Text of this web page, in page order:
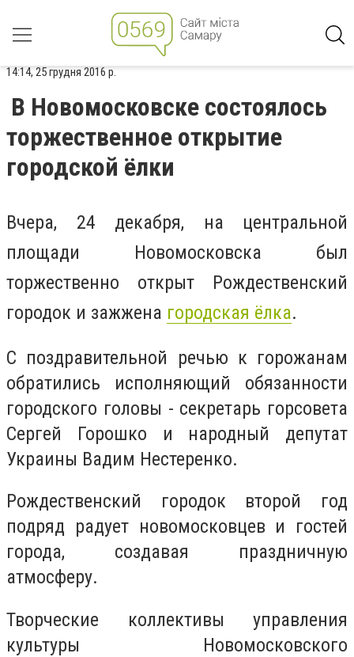
14:14, 25 грудня 2016 р.
В Новомосковске состоялось
торжественное открытие
городской ёлки
Вчера, 24 декабря, на центральной
площади Новомосковска был
торжественно открыт Рождественский
городок и зажжена городская ёлка.
С поздравительной речью к горожанам
обратились исполняющий обязанности
городского головы - секретарь горсовета
Сергей Горошко и народный депутат
Украины Вадим Нестеренко.
Рождественский городок второй год
подряд радует новомосковцев и гостей
города, создавая праздничную
атмосферу.
Творческие коллективы управления
культуры Новомосковского